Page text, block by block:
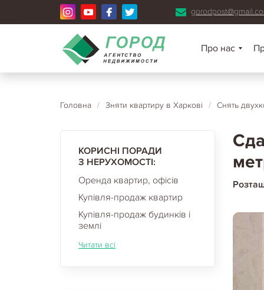
Про нас
Головна / Зняти квартиру в Харкові / Снять
КОРИСНІ ПОРАДИ
З НЕРУХОМОСТІ:
Оренда квартир, офісів
Купівля-продаж квартир
Купівля-продаж будинків і
землі
Читати всі